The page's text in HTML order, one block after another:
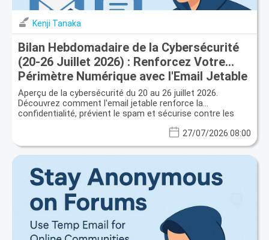
Kenji Tanaka
Bilan Hebdomadaire de la Cybersécurité
(20-26 Juillet 2026) : Renforcez Votre
Périmètre Numérique avec l'Email Jetable
Aperçu de la cybersécurité du 20 au 26 juillet 2026.
Découvrez comment l'email jetable renforce la
confidentialité, prévient le spam et sécurise contre les
27/07/2026 08:00